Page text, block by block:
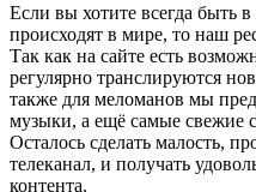
Если вы хотите всегда быть
происходят в мире, то наш
Так как на сайте есть
регулярно транслируются
также для меломанов мы
музыки, а ещё самые свежие
Осталось сделать малость,
телеканал, и получать
контента.